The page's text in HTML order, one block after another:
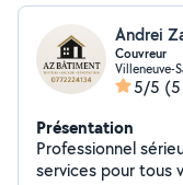
Andrei
Couvreur
Villeneuve-
5/5
Présentation
Professionnel
services pour tous